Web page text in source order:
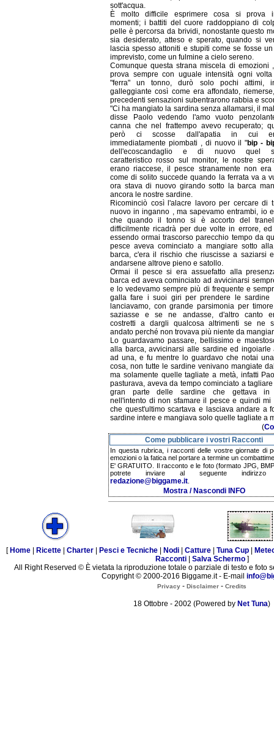
sott'acqua.
È molto difficile esprimere cosa si prova
momenti; i battiti del cuore raddoppiano di
pelle è percorsa da brividi, nonostante questo
sia desiderato, atteso e sperato, quando si
lascia spesso attoniti e stupiti come se fosse
imprevisto, come un fulmine a cielo sereno.
Comunque questa strana miscela di emozioni
prova sempre con uguale intensità ogni
"ferra" un tonno, durò solo pochi attimi,
galleggiante così come era affondato,
precedenti sensazioni subentrarono rabbia e
"Ci ha mangiato la sardina senza allamarsi, il
disse Paolo vedendo l'amo vuoto
canna che nel frattempo avevo recuperato;
però ci scosse dall'apatia in cui
immediatamente piombati , di nuovo il "bip -
dell'ecoscandaglio e di nuovo quel
caratteristico rosso sul monitor, le nostre
erano riaccese, il pesce stranamente non era
come di solito succede quando la ferrata va a
ora stava di nuovo girando sotto la barca
ancora le nostre sardine.
Ricominciò così l'alacre lavoro per cercare di
nuovo in inganno , ma sapevamo entrambi, io
che quando il tonno si è accorto del
difficilmente ricadrà per due volte in errore, ed
essendo ormai trascorso parecchio tempo da
pesce aveva cominciato a mangiare sotto
barca, c'era il rischio che riuscisse a saziarsi
andarsene altrove pieno e satollo.
Ormai il pesce si era assuefatto alla
barca ed aveva cominciato ad avvicinarsi
e lo vedevamo sempre più di frequente e
galla fare i suoi giri per prendere le sardine
lanciavamo, con grande parsimonia per
saziasse e se ne andasse, d'altro canto
costretti a dargli qualcosa altrimenti se ne
andato perché non trovava più niente da
Lo guardavamo passare, bellissimo e
alla barca, avvicinarsi alle sardine ed ingoiarle
ad una, e fu mentre lo guardavo che notai
cosa, non tutte le sardine venivano mangiate
ma solamente quelle tagliate a metà, infatti
pasturava, aveva da tempo cominciato a
gran parte delle sardine che gettava in
nell'intento di non sfamare il pesce e quindi mi
che quest'ultimo scartava e lasciava andare a
sardine intere e mangiava solo quelle tagliate a
(
Come pubblicare i vostri Racconti
In questa rubrica, i racconti delle vostre giornate di
emozioni o la fatica nel portare a termine un
E' GRATUITO. Il racconto e le foto (formato JPG,
potrete inviare al seguente indirizzo
redazione@biggame.it
Mostra / Nascondi INFO
[ Home Ricette Charter Pesci e Tecniche Nodi Catture Tuna Cup
Racconti| Salva Schermo]
All Right Reserved © È vietata la riproduzione totale o parziale di testo e foto
Copyright © 2000-2016 Biggame.it - E-mail
Privacy - Disclaimer - Credits
18 Ottobre - 2002 (Powered by Net Tuna)